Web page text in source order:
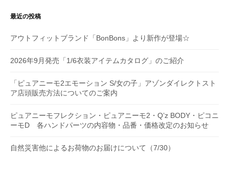
ン
最近の投稿
アウトフィットブランド「BonBons」より新作が登場☆
2026年9月発売「1/6衣装アイテムカタログ」のご紹介
「ピュアニーモ2エモーション S/女の子」アゾンダイレクトスト
ア店頭販売方法についてのご案内
ピュアニーモフレクション・ピュアニーモ2・Q’z BODY・ピコニ
ーモD 各ハンドパーツの内容物・品番・価格改定のお知らせ
自然災害他によるお荷物のお届けについて（7/30）